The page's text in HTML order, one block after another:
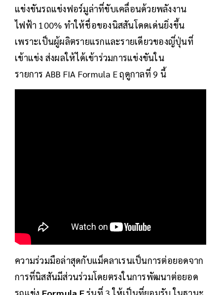
แข่งขันรถแข่งฟอร์มูล่าที่ขับเคลื่อนด้วยพลังงาน
ไฟฟ้า 100% ทำให้ชื่อของนิสสันโดดเด่นยิ่งขึ้น
เพราะเป็นผู้ผลิตรายแรกและรายเดียวของญี่ปุ่นที่
เข้าแข่ง ส่งผลให้ได้เข้าร่วมการแข่งขันใน
รายการ ABB FIA Formula E ฤดูกาลที่ 9 นี้
ความร่วมมือล่าสุดกับแม็คลาเรนเป็นการต่อยอดจาก
การที่นิสสันมีส่วนร่วมโดยตรงในการพัฒนาต่อยอด